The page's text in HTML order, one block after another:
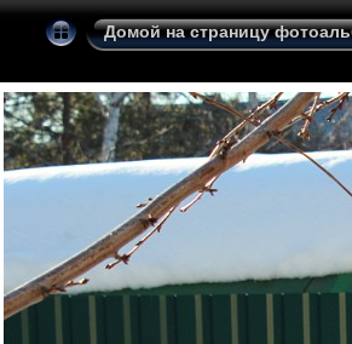
Домой на страницу